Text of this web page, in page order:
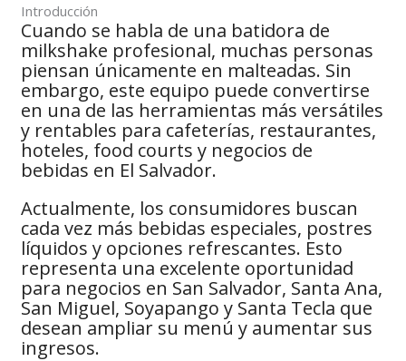
Introducción
Cuando se habla de una batidora de
milkshake profesional, muchas personas
piensan únicamente en malteadas. Sin
embargo, este equipo puede convertirse
en una de las herramientas más versátiles
y rentables para cafeterías, restaurantes,
hoteles, food courts y negocios de
bebidas en El Salvador.
Actualmente, los consumidores buscan
cada vez más bebidas especiales, postres
líquidos y opciones refrescantes. Esto
representa una excelente oportunidad
para negocios en San Salvador, Santa Ana,
San Miguel, Soyapango y Santa Tecla que
desean ampliar su menú y aumentar sus
ingresos.